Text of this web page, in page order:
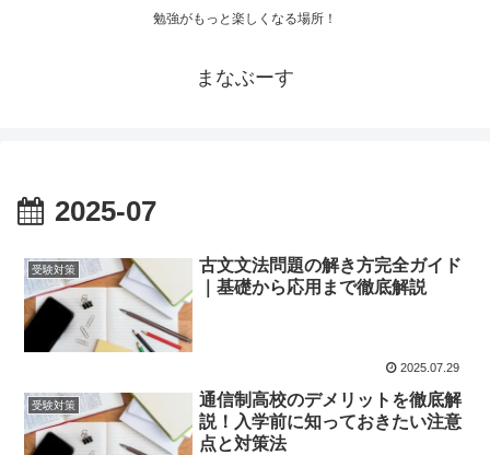
勉強がもっと楽しくなる場所！
まなぶーす
2025-07
受験対策
古文文法問題の解き方完全ガイド
｜基礎から応用まで徹底解説
2025.07.29
受験対策
通信制高校のデメリットを徹底解
説！入学前に知っておきたい注意
点と対策法